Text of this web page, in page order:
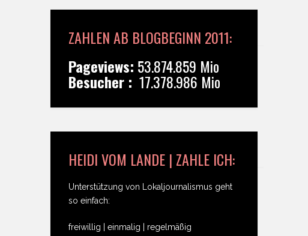
ZAHLEN AB BLOGBEGINN 2011:
Pageviews: 53.874.859 Mio
Besucher : 17.378.986 Mio
HEIDI VOM LANDE | ZAHLE ICH:
Unterstützung von Lokaljournalismus geht
so einfach:
freiwillig | einmalig | regelmäßig